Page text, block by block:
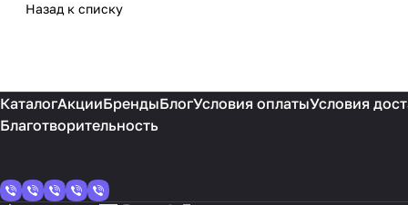
Назад к списку
КаталогАкцииБрендыБлогУсловия оплатыУсловия
Благотворительность